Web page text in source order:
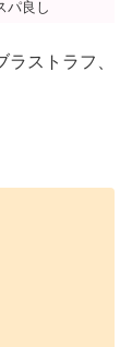
パ良し
ストラフ、